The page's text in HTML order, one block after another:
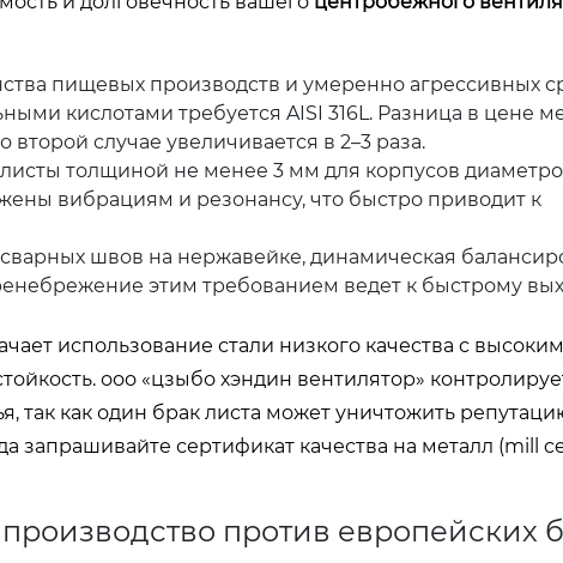
пищевых производств и умеренно агрессивных
кислотами требуется AISI 316L. Разница в цене
случае увеличивается в 2–3 раза.
толщиной не менее 3 мм для корпусов
вибрациям и резонансу, что быстро приводит к
швов на нержавейке, динамическая
этим требованием ведет к быстрому
использование стали низкого качества с высоким
ооо «цзыбо хэндин вентилятор»
так как один брак листа может уничтожить
запрашивайте сертификат качества на металл (mill
против европейских